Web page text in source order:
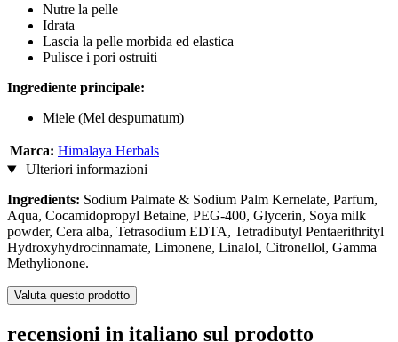
Nutre la pelle
Idrata
Lascia la pelle morbida ed elastica
Pulisce i pori ostruiti
Ingrediente principale:
Miele (Mel despumatum)
Marca: Himalaya Herbals
Ulteriori informazioni
Ingredients: Sodium Palmate & Sodium Palm Kernelate, Parfum,
Aqua, Cocamidopropyl Betaine, PEG-400, Glycerin, Soya milk
powder, Cera alba, Tetrasodium EDTA, Tetradibutyl Pentaerithrityl
Hydroxyhydrocinnamate, Limonene, Linalol, Citronellol, Gamma
Methylionone.
Valuta questo prodotto
recensioni in italiano sul prodotto